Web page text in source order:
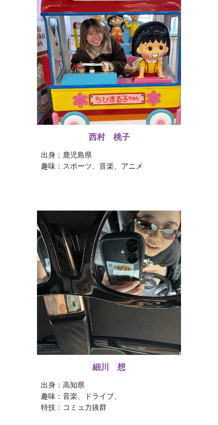
西村 桃子
出身： 鹿児島県
趣味： スポーツ、音楽、アニメ
細川 想
出身：高知県
趣味：音楽、ドライブ、
特技 ：コミュ力抜群